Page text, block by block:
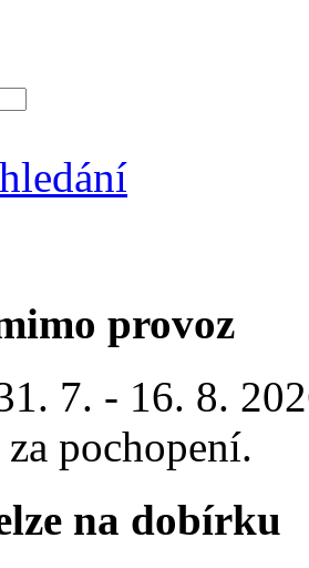
provoz
7. - 16. 8.
pochopení.
na dobírku